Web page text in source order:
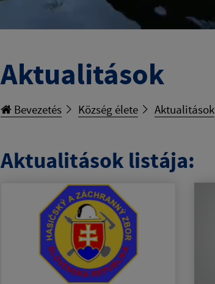
Aktualitások
Bevezetés Község élete Aktualitások
Aktualitások listája: